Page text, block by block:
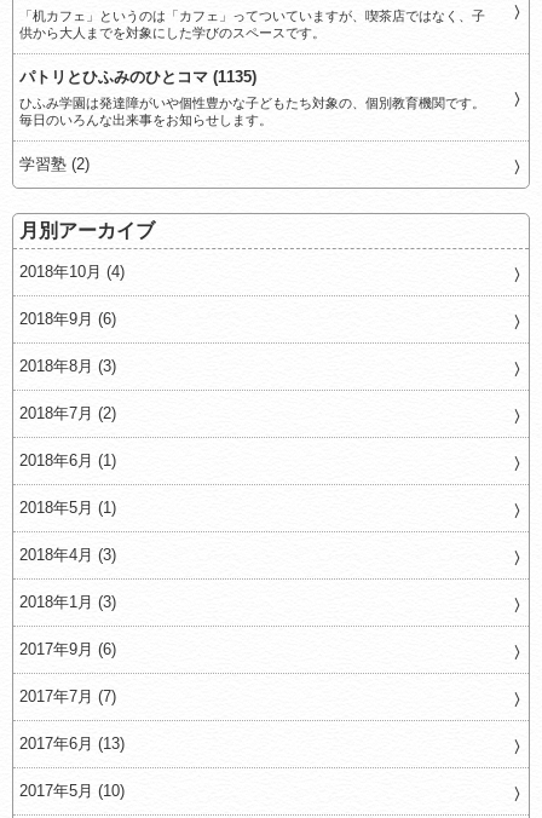
「机カフェ」というのは「カフェ」ってついていますが、喫茶店ではなく、子
供から大人までを対象にした学びのスペースです。
パトリとひふみのひとコマ (1135)
ひふみ学園は発達障がいや個性豊かな子どもたち対象の、個別教育機関です。
毎日のいろんな出来事をお知らせします。
学習塾 (2)
月別アーカイブ
2018年10月 (4)
2018年9月 (6)
2018年8月 (3)
2018年7月 (2)
2018年6月 (1)
2018年5月 (1)
2018年4月 (3)
2018年1月 (3)
2017年9月 (6)
2017年7月 (7)
2017年6月 (13)
2017年5月 (10)